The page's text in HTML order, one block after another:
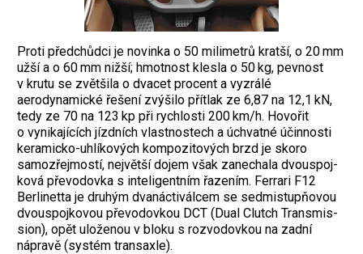
Proti předchůdci je novinka o 50 milimetrů kratší, o 20 mm
užší a o 60 mm nižší; hmotnost klesla o 50 kg, pevnost
v krutu se zvětšila o dvacet procent a vyzrálé
aerodynamické řešení zvýšilo přítlak ze 6,87 na 12,1 kN,
tedy ze 70 na 123 kp při rychlosti 200 km/h. Hovořit
o vynikajících jízdních vlastnostech a úchvatné účinnosti
keramicko-uhlíkových kompozitových brzd je skoro
samozřejmostí, největší dojem však zanechala dvouspoj­
ková převodovka s inteligentním řazením. Ferrari F12
Berlinetta je druhým dvanácti­válcem se sedmistupňovou
dvouspojkovou převodovkou DCT (Dual Clutch Transmis­
sion), opět uloženou v bloku s rozvodovkou na zadní
nápravě (systém transaxle).